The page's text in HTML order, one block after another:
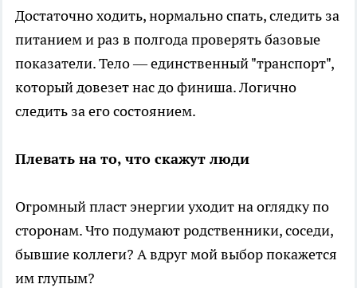
Достаточно ходить, нормально спать, следить за
питанием и раз в полгода проверять базовые
показатели. Тело — единственный "транспорт",
который довезет нас до финиша. Логично
следить за его состоянием.
Плевать на то, что скажут люди
Огромный пласт энергии уходит на оглядку по
сторонам. Что подумают родственники, соседи,
бывшие коллеги? А вдруг мой выбор покажется
им глупым?